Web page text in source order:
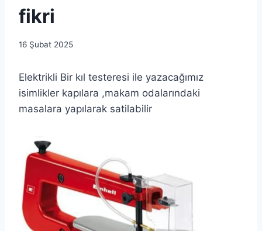
fikri
By
16 Şubat 2025
Elektrikli Bir kıl testeresi ile yazacağımız
isimlikler kapılara ,makam odalarındaki
masalara yapılarak satilabilir